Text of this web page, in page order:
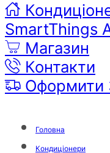
SmartThings
Магазин
Контакти
Оформити
Головна
Кондиціонери